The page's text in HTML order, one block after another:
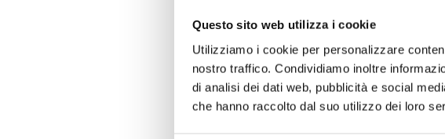
Questo sito web utilizza i cookie
Utilizziamo i cookie per personalizzare
nostro traffico. Condividiamo inoltre
di analisi dei dati web, pubblicità e social
che hanno raccolto dal suo utilizzo dei loro